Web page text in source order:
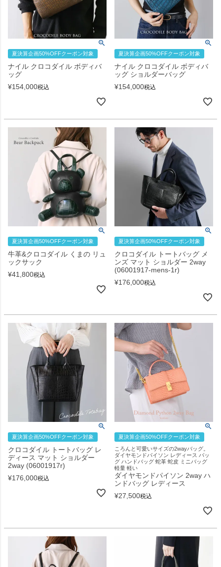
夏決算企画50%OFFクーポン対象
ナイル クロコダイル ボディバ
ッグ
¥154,000税込
夏決算企画50%OFFクーポン対象
ナイル クロコダイル ボディバ
ッグ ショルダーバッグ
¥154,000税込
夏決算企画50%OFFクーポン対象
牛革&クロコダイル くまの リュ
ックサック
¥41,800税込
夏決算企画50%OFFクーポン対象
クロコダイル トートバッグ メ
ンズ マット ショルダー 2way
(06001917-mens-1r)
¥176,000税込
夏決算企画50%OFFクーポン対象
クロコダイル トートバッグ レ
ディース マット ショルダー
2way (06001917r)
¥176,000税込
夏決算企画50%OFFクーポン対象
ころんと可愛いサイズの2wayバッグ。
ダイヤモンドパイソン レディース バッ
グ ハンドバッグ 蛇革 蛇皮 ミニバッグ
軽量 軽い
ダイヤモンドパイソン 2way ハ
ンドバッグ レディース
¥27,500税込